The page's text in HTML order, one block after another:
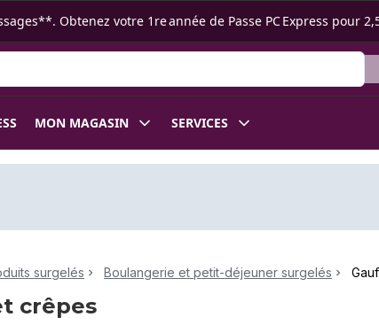
Obtenez votre 1re année de Passe PC Express pour
MON MAGASIN SERVICES
surgelés Boulangerie et petit-déjeuner surgelés
crêpes